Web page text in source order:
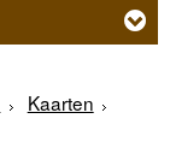
Kaarten